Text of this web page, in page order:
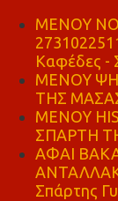
MENOY
Καφέδες -
ΜΕΝΟΥ
ΤΗΣ
ΜΕΝΟΥ
ΣΠΑΡΤΗ
ΑΦΑΙ
Σπάρτης